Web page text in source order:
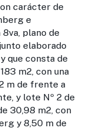
carácter de
e
8va, plano de
elaborado
que consta de
m2, con una
m de frente a
y lote Nº 2 de
30,98 m2, con
y 8,50 m de